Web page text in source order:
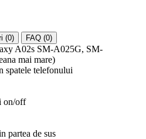
(0) FAQ (0)
A02s SM-A025G, SM-
mai mare)
spatele telefonului
on/off
partea de sus